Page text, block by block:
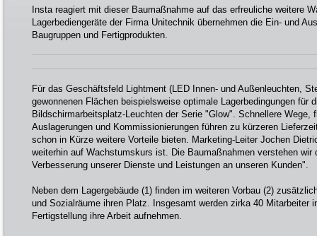
Insta reagiert mit dieser Baumaßnahme auf das erfreuliche weitere
Lagerbediengeräte der Firma Unitechnik übernehmen die Ein- und
Baugruppen und Fertigprodukten.
Für das Geschäftsfeld Lightment (LED Innen- und Außenleuchten,
gewonnenen Flächen beispielsweise optimale Lagerbedingungen für
Bildschirmarbeitsplatz-Leuchten der Serie "Glow". Schnellere Wege,
Auslagerungen und Kommissionierungen führen zu kürzeren
schon in Kürze weitere Vorteile bieten. Marketing-Leiter Jochen
weiterhin auf Wachstumskurs ist. Die Baumaßnahmen verstehen
Verbesserung unserer Dienste und Leistungen an unseren Kunden".
Neben dem Lagergebäude (1) finden im weiteren Vorbau (2)
und Sozialräume ihren Platz. Insgesamt werden zirka 40 Mitarbeiter
Fertigstellung ihre Arbeit aufnehmen.